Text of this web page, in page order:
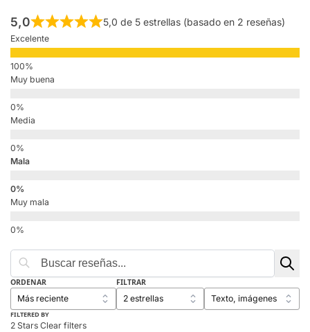
5,0 5,0 de 5 estrellas (basado en 2 reseñas)
Excelente
Muy buena
Media
Mala
Muy mala
ORDENAR FILTRAR
FILTERED BY
2 Stars Clear filters